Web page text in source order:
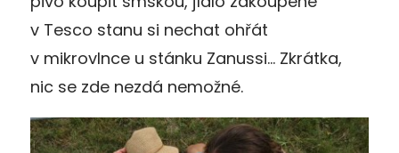
v Tesco stanu si nechat ohřát
v mikrovlnce u stánku Zanussi… Zkrátka,
nic se zde nezdá nemožné.